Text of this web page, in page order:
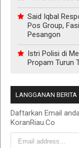
Said Iqbal
Pos Group,
Pesangon
Istri Polisi di
Propam Turun
LANGGANAN BERITA
Daftarkan Email
KoranRiau.Co